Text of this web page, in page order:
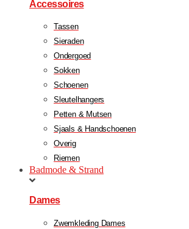
Accessoires
Tassen
Sieraden
Ondergoed
Sokken
Schoenen
Sleutelhangers
Petten & Mutsen
Sjaals & Handschoenen
Overig
Riemen
Badmode & Strand
Dames
Zwemkleding Dames